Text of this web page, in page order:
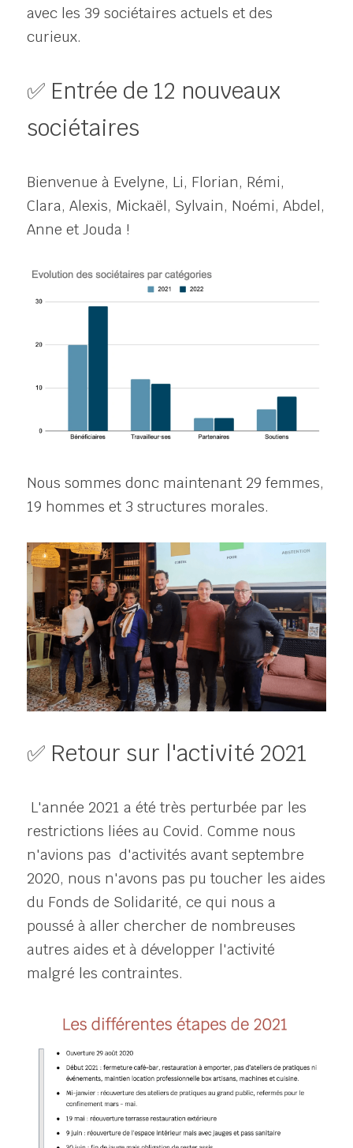
avec les 39 sociétaires actuels et des
curieux.
✅ Entrée de 12 nouveaux
sociétaires
Bienvenue à Evelyne, Li, Florian, Rémi,
Clara, Alexis, Mickaël, Sylvain, Noémi, Abdel,
Anne et Jouda !
Nous sommes donc maintenant 29 femmes,
19 hommes et 3 structures morales.
✅ Retour sur l'activité 2021
restrictions liées au Covid. Comme nous
n'avions pas  d'activités avant septembre
2020, nous n'avons pas pu toucher les aides
du Fonds de Solidarité, ce qui nous a
poussé à aller chercher de nombreuses
autres aides et à développer l'activité
malgré les contraintes.